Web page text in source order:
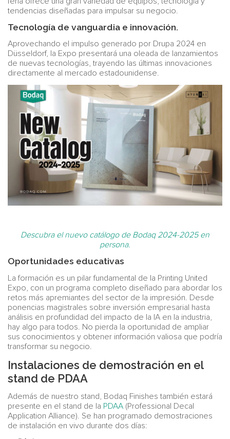
tendencias diseñadas para impulsar su negocio.
Tecnología de vanguardia e innovación.
Aprovechando el impulso generado por Drupa 2024 en
Düsseldorf, la Expo presentará una oleada de lanzamientos
de nuevas tecnologías, trayendo las últimas innovaciones
directamente al mercado estadounidense.
Descubra el nuevo catálogo de Bodaq 2024-2025 en
persona.
Oportunidades educativas
La formación es un pilar fundamental de la Printing United
Expo, con un programa completo diseñado para abordar los
retos más apremiantes del sector de la impresión. Desde
ponencias magistrales sobre inversión empresarial hasta
análisis en profundidad del impacto de la IA en la industria,
hay algo para todos. No pierda la oportunidad de ampliar
sus conocimientos y obtener información valiosa que podría
transformar su negocio.
Instalaciones de demostración en el
stand de PDAA
Además de nuestro stand, Bodaq Finishes también estará
presente en el stand de la PDAA (Professional Decal
Application Alliance). Se han programado demostraciones
de instalación en vivo durante dos días: